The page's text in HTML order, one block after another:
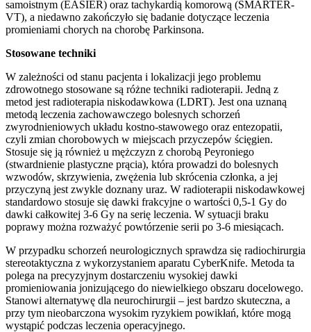
samoistnym (EASIER) oraz tachykardią komorową (SMARTER-
VT), a niedawno zakończyło się badanie dotyczące leczenia
promieniami chorych na chorobę Parkinsona.
Stosowane techniki
W zależności od stanu pacjenta i lokalizacji jego problemu
zdrowotnego stosowane są różne techniki radioterapii. Jedną z
metod jest radioterapia niskodawkowa (LDRT). Jest ona uznaną
metodą leczenia zachowawczego bolesnych schorzeń
zwyrodnieniowych układu kostno-stawowego oraz entezopatii,
czyli zmian chorobowych w miejscach przyczepów ścięgien.
Stosuje się ją również u mężczyzn z chorobą Peyroniego
(stwardnienie plastyczne prącia), która prowadzi do bolesnych
wzwodów, skrzywienia, zwężenia lub skrócenia członka, a jej
przyczyną jest zwykle doznany uraz. W radioterapii niskodawkowej
standardowo stosuje się dawki frakcyjne o wartości 0,5-1 Gy do
dawki całkowitej 3-6 Gy na serię leczenia. W sytuacji braku
poprawy można rozważyć powtórzenie serii po 3-6 miesiącach.
W przypadku schorzeń neurologicznych sprawdza się radiochirurgia
stereotaktyczna z wykorzystaniem aparatu CyberKnife. Metoda ta
polega na precyzyjnym dostarczeniu wysokiej dawki
promieniowania jonizującego do niewielkiego obszaru docelowego.
Stanowi alternatywę dla neurochirurgii – jest bardzo skuteczna, a
przy tym nieobarczona wysokim ryzykiem powikłań, które mogą
wystąpić podczas leczenia operacyjnego.